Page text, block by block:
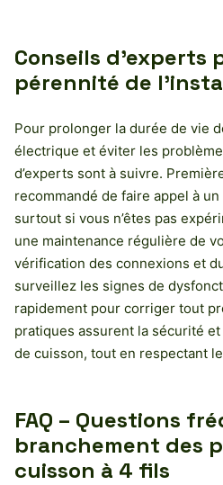
Conseils d’experts
pérennité de
Pour prolonger la durée de vie
électrique et éviter les
d’experts sont à suivre.
recommandé de faire appel à
surtout si vous n’êtes pas
une maintenance régulière de
vérification des connexions et
surveillez les signes de
rapidement pour corriger tout
pratiques assurent la sécurité
de cuisson, tout en respectant
FAQ – Questions
branchement des
cuisson à 4 fils